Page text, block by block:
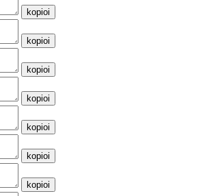
kopioi
kopioi
kopioi
kopioi
kopioi
kopioi
kopioi